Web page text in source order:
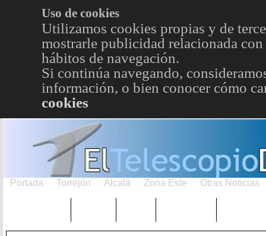
Uso de cookies
Utilizamos cookies propias y de
mostrarle publicidad relacionada
hábitos de navegación.
Si continúa navegando,
información, o bien conocer cómo
cookies
Portada Torrejón Alcalá Zona Este Otras Noticias